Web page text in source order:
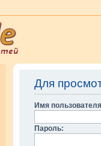
Для
Имя
Пароль: